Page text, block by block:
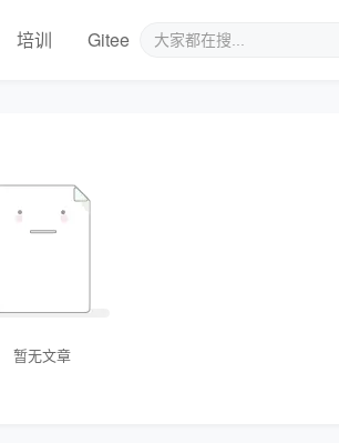
培训 Gitee 新媒体
暂无文章